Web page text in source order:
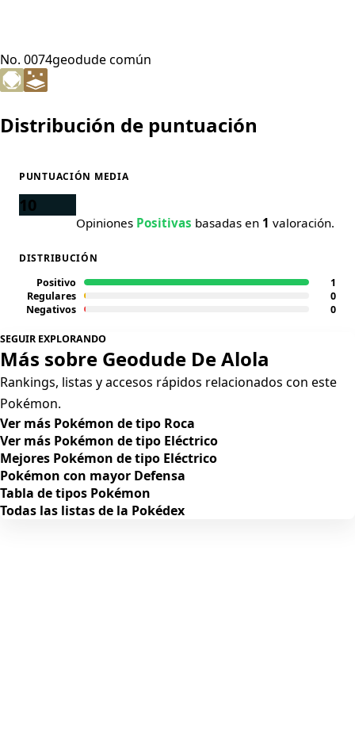
No. 0074geodude común
Distribución de puntuación
PUNTUACIÓN MEDIA
10
Opiniones Positivas basadas en 1 valoración.
DISTRIBUCIÓN
Positivo
1
Regulares
0
Negativos
0
SEGUIR EXPLORANDO
Más sobre Geodude De Alola
Rankings, listas y accesos rápidos relacionados con este
Pokémon.
Ver más Pokémon de tipo Roca
Ver más Pokémon de tipo Eléctrico
Mejores Pokémon de tipo Eléctrico
Pokémon con mayor Defensa
Tabla de tipos Pokémon
Todas las listas de la Pokédex